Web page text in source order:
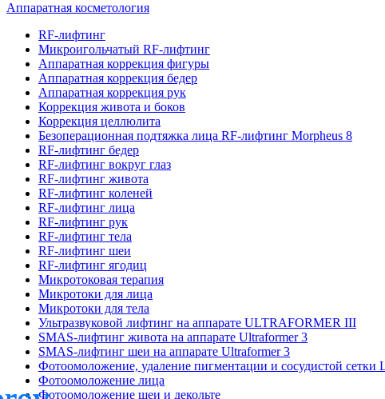
Аппаратная косметология
RF-лифтинг
Микроигольчатый RF-лифтинг
Аппаратная коррекция фигуры
Аппаратная коррекция бедер
Аппаратная коррекция рук
Коррекция живота и боков
Коррекция целлюлита
Безоперационная подтяжка лица RF-лифтинг Morpheus 8
RF-лифтинг бедер
RF-лифтинг вокруг глаз
RF-лифтинг живота
RF-лифтинг коленей
RF-лифтинг лица
RF-лифтинг рук
RF-лифтинг тела
RF-лифтинг шеи
RF-лифтинг ягодиц
Микротоковая терапия
Микротоки для лица
Микротоки для тела
Ультразвуковой лифтинг на аппарате ULTRAFORMER III
SMAS-лифтинг живота на аппарате Ultraformer 3
SMAS-лифтинг шеи на аппарате Ultraformer 3
Фотоомоложение, удаление пигментации и сосудистой сетки
Фотоомоложение лица
Фотоомоложение шеи и декольте